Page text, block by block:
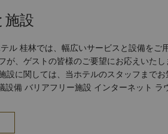
施設
ル 桂林では、幅広いサービスと設備をご
が、ゲストの皆様のご要望にお応えいた
設に関しては、当ホテルのスタッフまでお
リーニング 写真現像サービ